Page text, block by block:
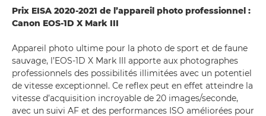
Prix EISA 2020-2021 de l’appareil photo professionnel :
Canon EOS-1D X Mark III
Appareil photo ultime pour la photo de sport et de faune
sauvage, l’EOS-1D X Mark III apporte aux photographes
professionnels des possibilités illimitées avec un potentiel
de vitesse exceptionnel. Ce reflex peut en effet atteindre la
vitesse d’acquisition incroyable de 20 images/seconde,
avec un suivi AF et des performances ISO améliorées pour